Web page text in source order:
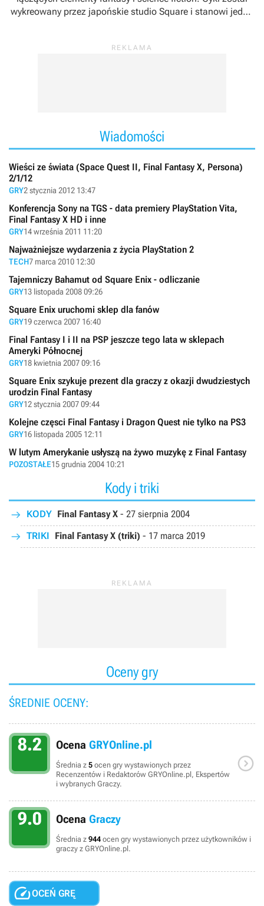
wykreowany przez japońskie studio Square i stanowi jedną
Wiadomości
Wieści ze świata (Space Quest II, Final Fantasy X, Persona)
2/1/12
GRY2 stycznia 2012 13:47
Konferencja Sony na TGS - data premiery PlayStation Vita,
Final Fantasy X HD i inne
GRY14 września 2011 11:20
Najważniejsze wydarzenia z życia PlayStation 2
TECH7 marca 2010 12:30
Tajemniczy Bahamut od Square Enix - odliczanie
GRY13 listopada 2008 09:26
Square Enix uruchomi sklep dla fanów
GRY19 czerwca 2007 16:40
Final Fantasy I i II na PSP jeszcze tego lata w sklepach
Ameryki Północnej
GRY18 kwietnia 2007 09:16
Square Enix szykuje prezent dla graczy z okazji dwudziestych
urodzin Final Fantasy
GRY12 stycznia 2007 09:44
Kolejne częsci Final Fantasy i Dragon Quest nie tylko na PS3
GRY16 listopada 2005 12:11
W lutym Amerykanie usłyszą na żywo muzykę z Final Fantasy
POZOSTAŁE15 grudnia 2004 10:21
Kody i triki
KODY Final Fantasy X - 27 sierpnia 2004
TRIKI Final Fantasy X (triki) - 17 marca 2019
Oceny gry
ŚREDNIE OCENY:
8.2 Ocena GRYOnline.pl
Średnia z 5 ocen gry wystawionych przez
Recenzentów i Redaktorów GRYOnline.pl, Ekspertów
i wybranych Graczy.

9.0 Ocena Graczy
Średnia z 944 ocen gry wystawionych przez użytkowników i
graczy z GRYOnline.pl.
OCEŃ GRĘ